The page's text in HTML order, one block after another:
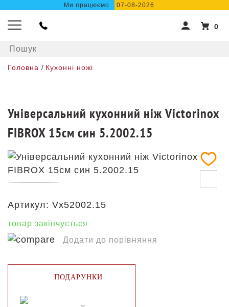
Ми працюємо 07-08-2026
0
Головна / Кухонні ножі
Універсальний кухонний ніж Victorinox
FIBROX 15см син 5.2002.15
Артикул: Vx52002.15
товар закінчується
Додати до порівняння
ПОДАРУНКИ